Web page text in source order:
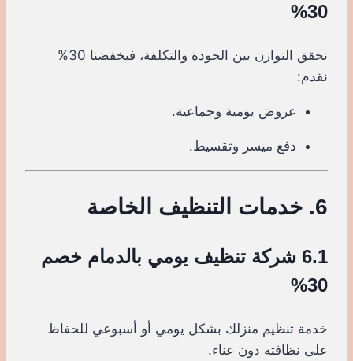
30%
نحقق التوازن بين الجودة والتكلفة، فبخفضنا 30%
نقدم:
عروض يومية وجماعية.
دفع ميسر وتقسيط.
6. خدمات التنظيف الخاصة
6.1 شركة تنظيف يومي بالدمام خصم
30%
خدمة تنظيم منزلك بشكل يومي أو أسبوعي للحفاظ
على نظافته دون عناء.